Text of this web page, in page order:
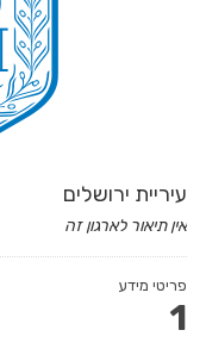
עיריית ירושלים
אין תיאור לארגון זה
פריטי מידע
1